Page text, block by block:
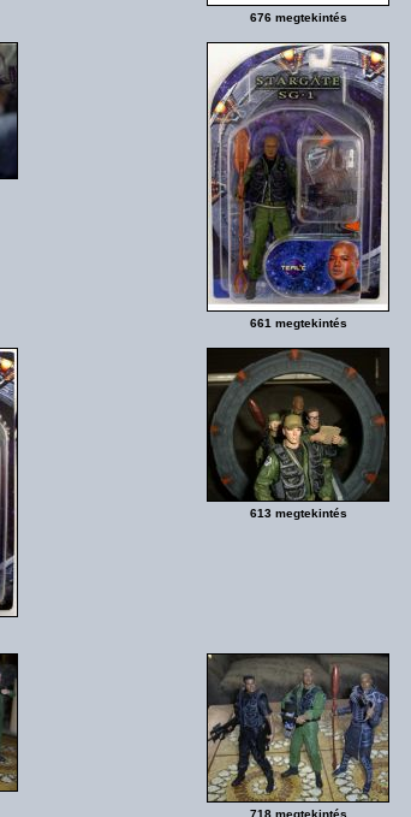
676 megtekintés
661 megtekintés
613 megtekintés
718 megtekintés